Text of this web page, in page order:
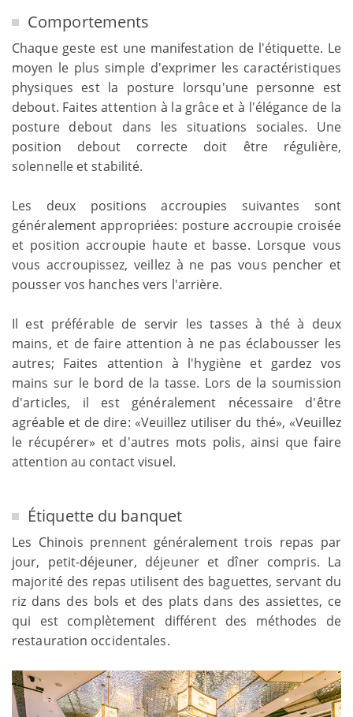
Comportements
Chaque geste est une manifestation de l'étiquette. Le
moyen le plus simple d'exprimer les caractéristiques
physiques est la posture lorsqu'une personne est
debout. Faites attention à la grâce et à l'élégance de la
posture debout dans les situations sociales. Une
position debout correcte doit être régulière,
solennelle et stabilité.
Les deux positions accroupies suivantes sont
généralement appropriées: posture accroupie croisée
et position accroupie haute et basse. Lorsque vous
vous accroupissez, veillez à ne pas vous pencher et
pousser vos hanches vers l'arrière.
Il est préférable de servir les tasses à thé à deux
mains, et de faire attention à ne pas éclabousser les
autres; Faites attention à l'hygiène et gardez vos
mains sur le bord de la tasse. Lors de la soumission
d'articles, il est généralement nécessaire d'être
agréable et de dire: «Veuillez utiliser du thé», «Veuillez
le récupérer» et d'autres mots polis, ainsi que faire
attention au contact visuel.
Étiquette du banquet
Les Chinois prennent généralement trois repas par
jour, petit-déjeuner, déjeuner et dîner compris. La
majorité des repas utilisent des baguettes, servant du
riz dans des bols et des plats dans des assiettes, ce
qui est complètement différent des méthodes de
restauration occidentales.